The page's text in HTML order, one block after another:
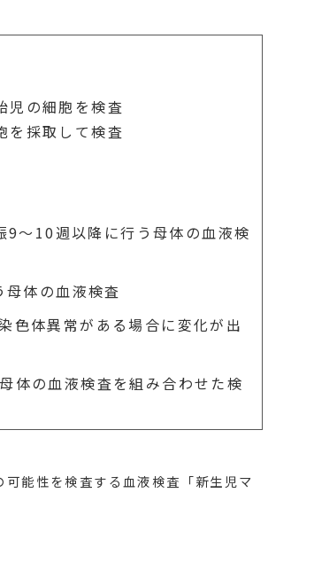
の細胞を検査
採取して検査
～10週以降に行う母体の血液検
体の血液検査
体異常がある場合に変化が出
の血液検査を組み合わせた検
能性を検査する血液検査「新生児マ